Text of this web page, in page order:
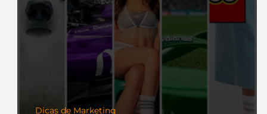
Dicas de Marketing